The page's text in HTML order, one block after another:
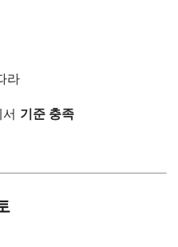
라
기준 충족